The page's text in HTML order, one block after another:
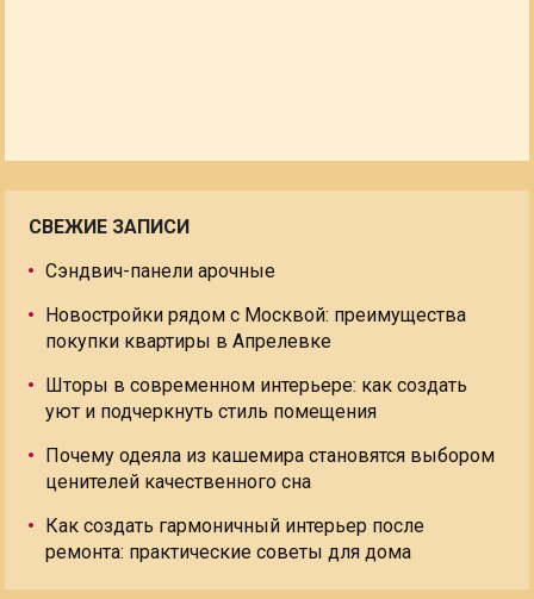
СВЕЖИЕ ЗАПИСИ
Сэндвич-панели арочные
Новостройки рядом с Москвой: преимущества
покупки квартиры в Апрелевке
Шторы в современном интерьере: как создать
уют и подчеркнуть стиль помещения
Почему одеяла из кашемира становятся выбором
ценителей качественного сна
Как создать гармоничный интерьер после
ремонта: практические советы для дома